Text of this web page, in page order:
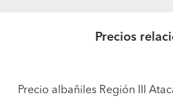
Precios
Precio albañiles Región III